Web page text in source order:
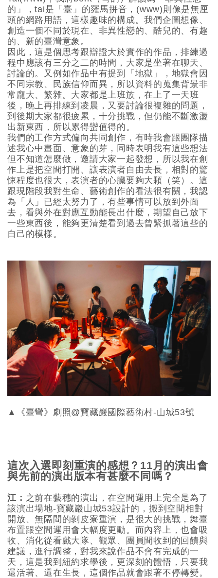
的」，tai是「臺」的羅馬拼音，(www)則像是無厘
頭的網路用語，這樣趣味的構成。我們企圖想像、
創造一個不同於現在、非異性戀的、酷兒的、有趣
的、新的臺灣意象。
因此，這是個思考跟辯證大於實作的作品，排練過
程中應該有三分之二的時間，大家是坐著在聊天、
討論的。又例如作品中有提到「地獄」，地獄會因
不同宗教、民族信仰而異，所以資料的蒐集背景非
常龐大、繁雜。大家都是上班族，在上了一天班
後，晚上再排練到凌晨，又要討論很複雜的問題，
到後期大家都很疲累，十分挑戰，但仍能不斷激盪
出新東西，所以累得蠻值得的。
我們的工作方式偏向共同創作，有時我會跟團隊描
述我心中畫面、意象的芽，同時表明我有這些想法
但不知道怎麼做，邀請大家一起發想，所以我在創
作上是把空間打開、讓表演者自由去長，相對的驚
悚程度也很大，表演者的心臟要夠大顆（笑）。這
跟現階段我對生命、藝術創作的看法很有關，我認
為「人」已經太努力了，有些事情可以放到外面
去，看與外在對應互動能長出什麼，期望自己放下
一些東西後，能夠更清楚看到過去曾緊抓著這些的
自己的模樣。
▲《臺彎》劇照@寶藏巖國際藝術村-山城53號
這次入選即刻重演的感想？11月的演出會
與先前的演出版本有甚麼不同嗎？
江： 之前在藝穗的演出，在空間運用上完全是為了
該演出場地-寶藏巖山城53設計的，搬到空間相對
開放、無隔間的剝皮寮重演，是很大的挑戰，舞臺
布置跟空間運用會大幅度更動。而內容上，也會吸
收、消化從看戲大隊、觀眾、團員間收到的回饋與
建議，進行調整，對我來說作品不會有完成的一
天，這是我到紐約求學後，更深刻的體悟，只要我
還活著、還在生長，這個作品就會跟著不停轉變。